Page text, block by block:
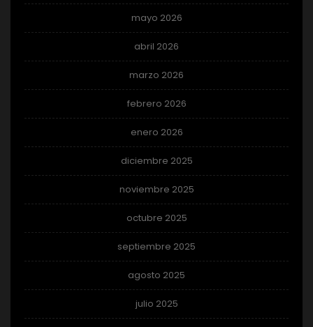
mayo 2026
abril 2026
marzo 2026
febrero 2026
enero 2026
diciembre 2025
noviembre 2025
octubre 2025
septiembre 2025
agosto 2025
julio 2025